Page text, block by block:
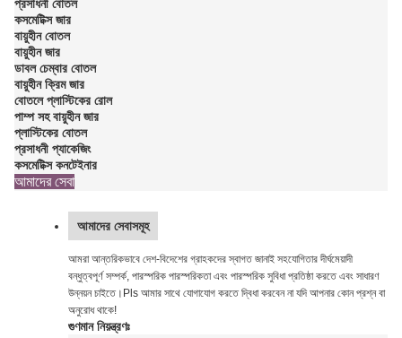
প্রসাধনী বোতল
কসমেটিক্স জার
বায়ুহীন বোতল
বায়ুহীন জার
ডাবল চেম্বার বোতল
বায়ুহীন ক্রিম জার
বোতলে প্লাস্টিকের রোল
পাম্প সহ বায়ুহীন জার
প্লাস্টিকের বোতল
প্রসাধনী প্যাকেজিং
কসমেটিক্স কনটেইনার
আমাদের সেবা
আমাদের সেবাসমূহ
আমরা আন্তরিকভাবে দেশ-বিদেশের গ্রাহকদের স্বাগত জানাই সহযোগিতার দীর্ঘমেয়াদী
বন্ধুত্বপূর্ণ সম্পর্ক, পারস্পরিক পারস্পরিকতা এবং পারস্পরিক সুবিধা প্রতিষ্ঠা করতে এবং সাধারণ
উন্নয়ন চাইতে।Pls আমার সাথে যোগাযোগ করতে দ্বিধা করবেন না যদি আপনার কোন প্রশ্ন বা
অনুরোধ থাকে!
গুণমান নিয়ন্ত্রণঃ